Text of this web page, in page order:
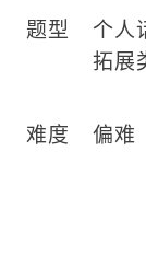
题型
个人
拓展
难度 偏难